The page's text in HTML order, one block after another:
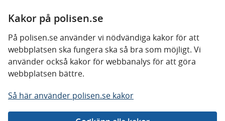
Kakor på polisen.se
På polisen.se använder vi nödvändiga kakor för att
webbplatsen ska fungera ska så bra som möjligt. Vi
använder också kakor för webbanalys för att göra
webbplatsen bättre.
Så här använder polisen.se kakor